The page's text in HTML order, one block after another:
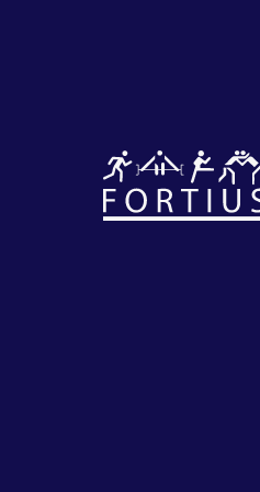
Diverse
disciplines
onder één